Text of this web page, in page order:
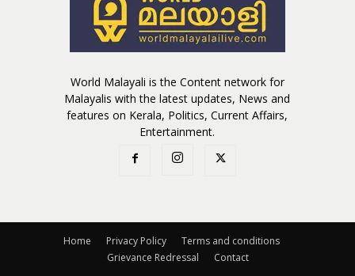
World Malayali is the Content network for
Malayalis with the latest updates, News and
features on Kerala, Politics, Current Affairs,
Entertainment.
Home Privacy Policy
Terms and conditions
Grievance Redressal
Contact